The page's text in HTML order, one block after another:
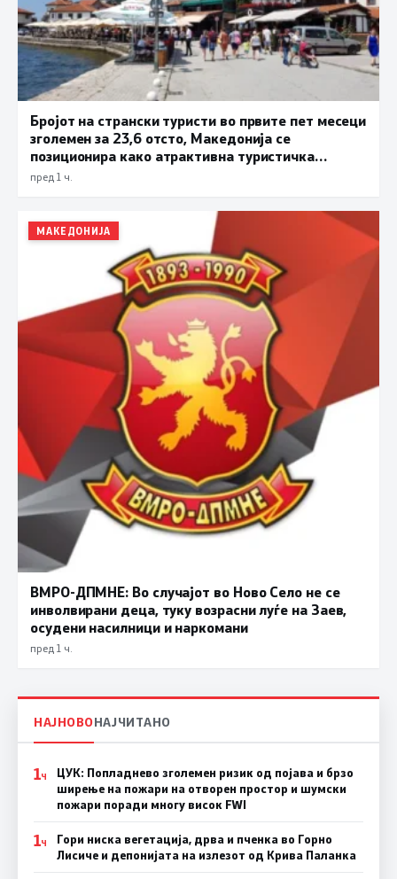
Бројот на странски туристи во првите пет месеци
зголемен за 23,6 отсто, Македонија се
позиционира како атрактивна туристичка
дестинација
пред 1 ч.
МАКЕДОНИЈА
ВМРО-ДПМНЕ: Во случајот во Ново Село не се
инволвирани деца, туку возрасни луѓе на Заев,
осудени насилници и наркомани
пред 1 ч.
НАЈНОВОНАЈЧИТАНО
1Ч
ЦУК: Попладнево зголемен ризик од појава и брзо
ширење на пожари на отворен простор и шумски
пожари поради многу висок FWI
1Ч
Гори ниска вегетација, дрва и пченка во Горно
Лисиче и депонијата на излезот од Крива Паланка